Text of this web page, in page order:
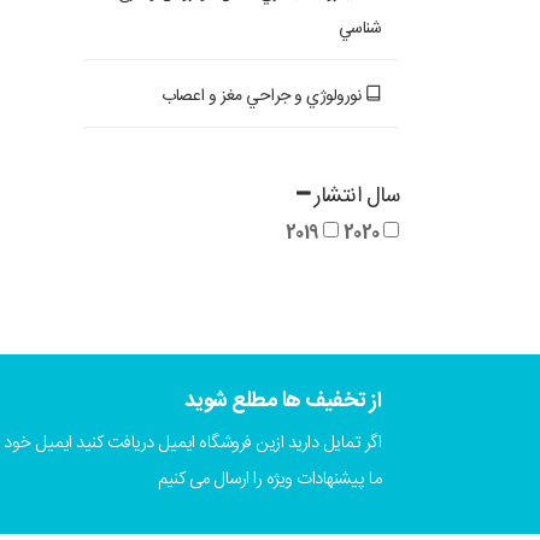
شناسي
نورولوژي و جراحي مغز و اعصاب
سال انتشار
2020
از تخفیف ها مطلع شوید
اگر تمایل دارید ازین فروشگاه ایمیل دریافت کنید ایمیل خود
ما پیشنهادات ویژه را ارسال می کنیم